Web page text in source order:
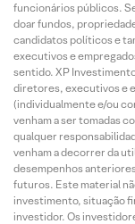
funcionários públicos.
doar fundos,
candidatos políticos e
executivos e
sentido. XP
diretores, executivos e
(individualmente e/ou
venham a ser tomadas
qualquer
venham a decorrer da
desempenhos
futuros. Este material
investimento, situação
investidor. Os